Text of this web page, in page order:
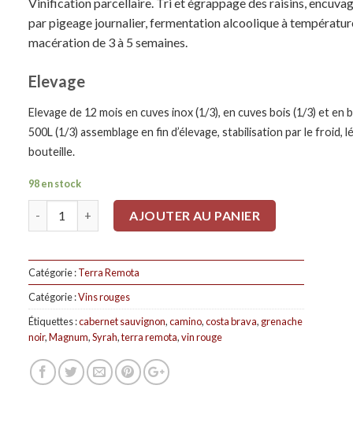
par pigeage journalier, fermentation alcoolique à
macération de 3 à 5 semaines.
Elevage
Elevage de 12 mois en cuves inox (1/3), en cuves bois (1/3) et en
500L (1/3) assemblage en fin d’élevage, stabilisation par le froid,
bouteille.
98 en stock
AJOUTER AU PANIER
Catégorie :Terra Remota
Catégorie :Vins rouges
Étiquettes :cabernet sauvignon,camino,costa brava, grenache
noir,Magnum,Syrah,terra remota,vin rouge